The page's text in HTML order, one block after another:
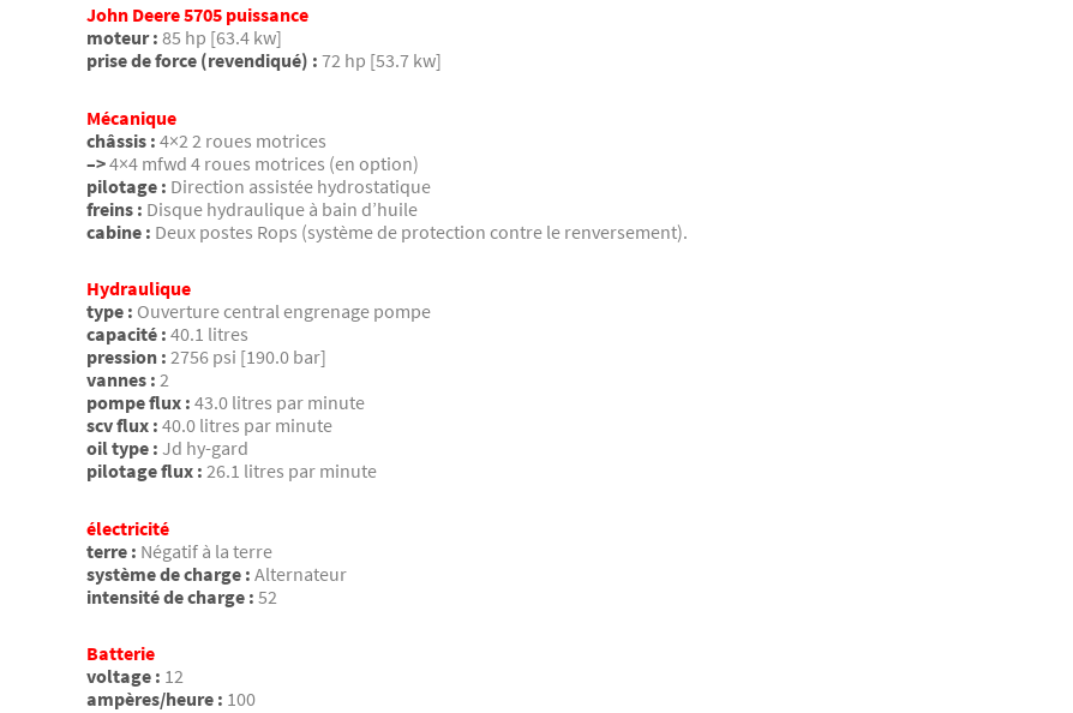
John Deere 5705 puissance
moteur : 85 hp [63.4 kw]
prise de force (revendiqué) : 72 hp [53.7 kw]
Mécanique
châssis : 4×2 2 roues motrices
–>4×4 mfwd 4 roues motrices (en option)
pilotage : Direction assistée hydrostatique
freins : Disque hydraulique à bain d’huile
cabine : Deux postes Rops (système de protection contre le renversement).
Hydraulique
type : Ouverture central engrenage pompe
capacité : 40.1 litres
pression : 2756 psi [190.0 bar]
vannes : 2
pompe flux : 43.0 litres par minute
scv flux : 40.0 litres par minute
oil type : Jd hy-gard
pilotage flux : 26.1 litres par minute
électricité
terre : Négatif à la terre
système de charge : Alternateur
intensité de charge : 52
Batterie
voltage : 12
ampères/heure : 100